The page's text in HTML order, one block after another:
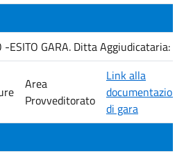
-ESITO GARA. Ditta Aggiudicataria: M.
Area
Provveditorato
Link alla
documentazione
di gara